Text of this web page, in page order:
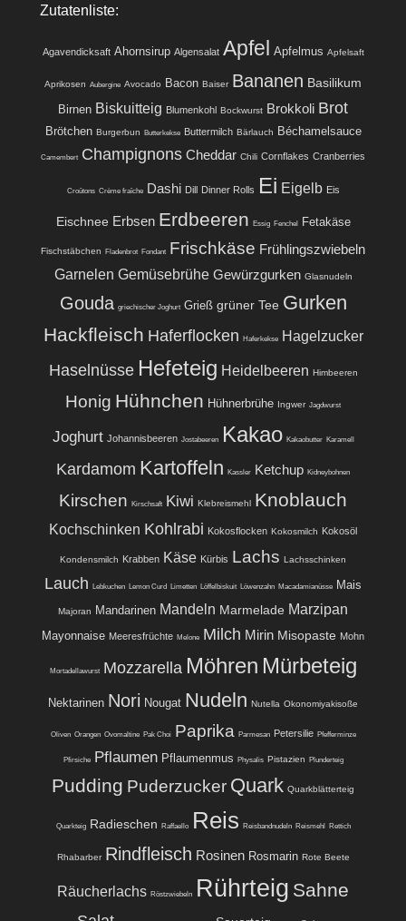
Zutatenliste:
Agavendicksaft Ahornsirup Algensalat Apfel Apfelmus Apfelsaft
Aprikosen Aubergine Avocado Bacon Baiser Bananen Basilikum
Birnen Biskuitteig Blumenkohl Bockwurst Brokkoli Brot
Brötchen Burgerbun Butterkekse Buttermilch Bärlauch Béchamelsauce
Camembert Champignons Cheddar Chili Cornflakes Cranberries
Croûtons Crème fraîche Dashi Dill Dinner Rolls Ei Eigelb Eis
Eischnee Erbsen Erdbeeren Essig Fenchel Fetakäse
Fischstäbchen Fladenbrot Fondant Frischkäse Frühlingszwiebeln
Garnelen Gemüsebrühe Gewürzgurken Glasnudeln
Gouda griechischer Joghurt Grieß grüner Tee Gurken
Hackfleisch Haferflocken Haferkekse Hagelzucker
Haselnüsse Hefeteig Heidelbeeren Himbeeren
Honig Hühnchen Hühnerbrühe Ingwer Jagdwurst
Joghurt Johannisbeeren Jostabeeren Kakao Kakaobutter Karamell
Kardamom Kartoffeln Kassler Ketchup Kidneybohnen
Kirschen Kirschsaft Kiwi Klebreismehl Knoblauch
Kochschinken Kohlrabi Kokosflocken Kokosmilch Kokosöl
Kondensmilch Krabben Käse Kürbis Lachs Lachsschinken
Lauch Lebkuchen Lemon Curd Limetten Löffelbiskuit Löwenzahn Macadamianüsse Mais
Majoran Mandarinen Mandeln Marmelade Marzipan
Mayonnaise Meeresfrüchte Melone Milch Mirin Misopaste Mohn
Mortadellawurst Mozzarella Möhren Mürbeteig
Nektarinen Nori Nougat Nudeln Nutella Okonomiyakisoße
Oliven Orangen Ovomaltine Pak Choi Paprika Parmesan Petersilie Pfefferminze
Pfirsiche Pflaumen Pflaumenmus Physalis Pistazien Plunderteig
Pudding Puderzucker Quark Quarkblätterteig
Quarkteig Radieschen Raffaello Reis Reisbandnudeln Reismehl Rettich
Rhabarber Rindfleisch Rosinen Rosmarin Rote Beete
Räucherlachs Röstzwiebeln Rührteig Sahne